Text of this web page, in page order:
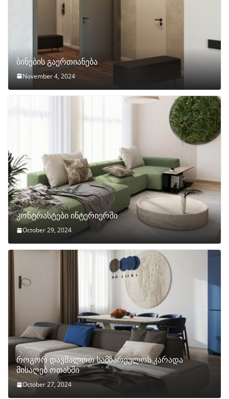
ბინების გაერთიანება
November 4, 2024
კონტრასტები ინტერიერში
October 29, 2024
როგორ დავმალოთ სამზარეულოს კარადა
მისაღებ ოთახში
October 27, 2024